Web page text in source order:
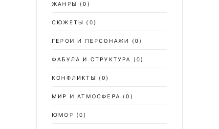
ЖАНРЫ (0)
СЮЖЕТЫ (0)
ГЕРОИ И ПЕРСОНАЖИ (0)
ФАБУЛА И СТРУКТУРА (0)
КОНФЛИКТЫ (0)
МИР И АТМОСФЕРА (0)
ЮМОР (0)